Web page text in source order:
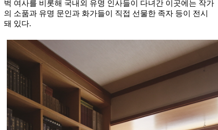
벅 여사를 비롯해 국내외 유명 인사들이 다녀간 이곳에는 작가
의 소품과 유명 문인과 화가들이 직접 선물한 족자 등이 전시
돼 있다.